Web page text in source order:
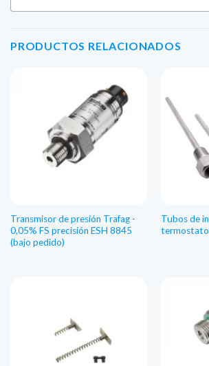
PRODUCTOS RELACIONADOS
Transmisor de presión Trafag -
0,05% FS precisión ESH 8845
(bajo pedido)
Tubos de